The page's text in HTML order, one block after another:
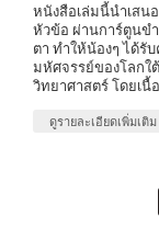
หนังสือเล่มนี้นำเสน
หัวข้อ ผ่านการ์ตูนข
ตา ทำให้น้องๆ ได้รั
มหัศจรรย์ของโลกใ
วิทยาศาสตร์ โดยเ
ดูรายละเอียดเพิ่มเติม